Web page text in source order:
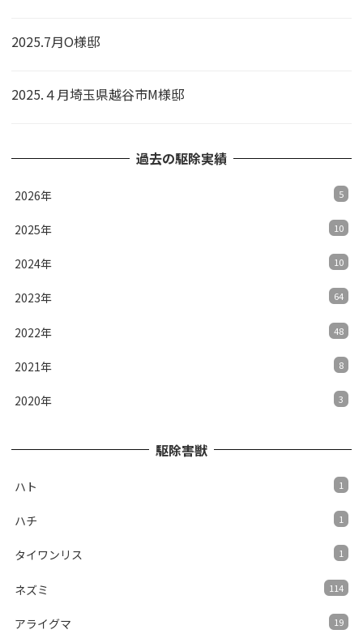
2025.7月O様邸
2025.４月埼玉県越谷市M様邸
過去の駆除実績
2026年 5
2025年 10
2024年 10
2023年 64
2022年 48
2021年 8
2020年 3
駆除害獣
ハト 1
ハチ 1
タイワンリス 1
ネズミ 114
アライグマ 19